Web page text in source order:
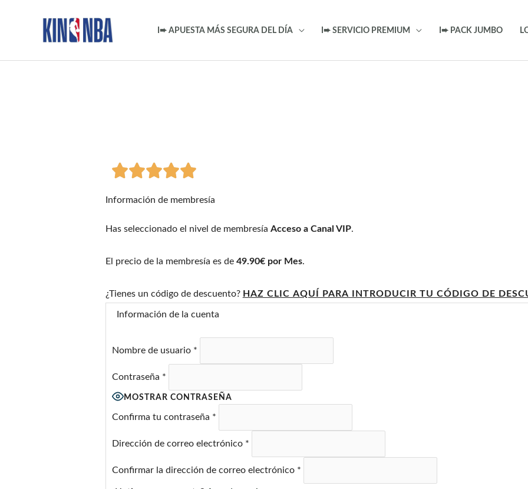
I➨ APUESTA MÁS SEGURA DEL DÍA I➨ SERVICIO PREMIUM I➨ PACK JUMBO
V
a
l
o
r
o
c
o
Información de membresía
Has seleccionado el nivel de membresía Acceso a Canal VIP.
El precio de la membresía es de 49.90€ por Mes.
¿Tienes un código de descuento? HAZ CLIC AQUÍ PARA INTRODUCIR TU CÓDIGO DE
Información de la cuenta
Nombre de usuario *
Contraseña *
MOSTRAR CONTRASEÑA
Confirma tu contraseña *
Dirección de correo electrónico *
Confirmar la dirección de correo electrónico *